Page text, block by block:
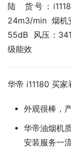
陆  货号：
24m3/min  烟机
55dB  风压：
级能效
华帝 i11180 买家
外观很棒，
华帝油烟机
安装服务一流